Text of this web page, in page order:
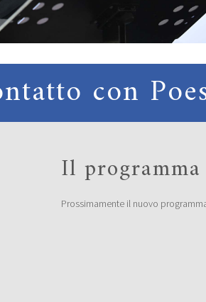
con
Il programma
Prossimamente il nuovo